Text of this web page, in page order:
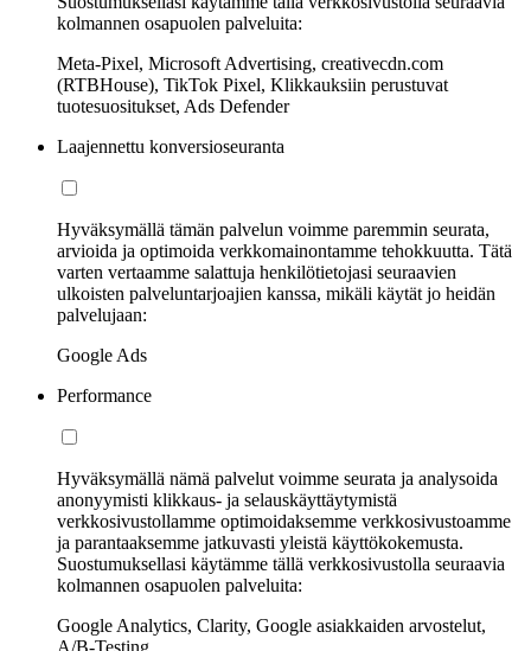
kolmannen osapuolen palveluita:
Meta-Pixel, Microsoft Advertising, creativecdn.com
(RTBHouse), TikTok Pixel, Klikkauksiin perustuvat
tuotesuositukset, Ads Defender
Laajennettu konversioseuranta
Hyväksymällä tämän palvelun voimme paremmin seurata,
arvioida ja optimoida verkkomainontamme tehokkuutta. Tätä
varten vertaamme salattuja henkilötietojasi seuraavien
ulkoisten palveluntarjoajien kanssa, mikäli käytät jo heidän
palvelujaan:
Google Ads
Performance
Hyväksymällä nämä palvelut voimme seurata ja analysoida
anonyymisti klikkaus- ja selauskäyttäytymistä
verkkosivustollamme optimoidaksemme verkkosivustoamme
ja parantaaksemme jatkuvasti yleistä käyttökokemusta.
Suostumuksellasi käytämme tällä verkkosivustolla seuraavia
kolmannen osapuolen palveluita:
Google Analytics, Clarity, Google asiakkaiden arvostelut,
A/B-Testing